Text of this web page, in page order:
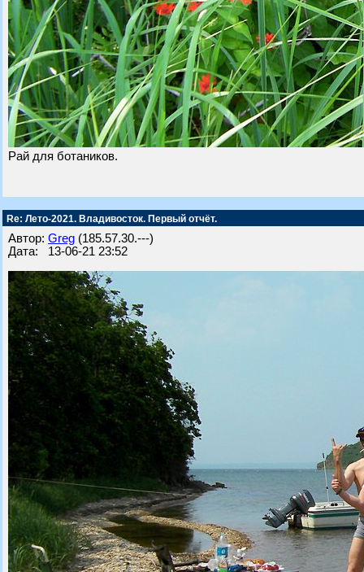
Рай для ботаников.
Re: Лето-2021. Владивосток. Первый отчёт.
Автор: Greg (185.57.30.---)
Дата: 13-06-21 23:52